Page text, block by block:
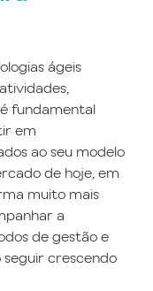
ágeis
fundamental
em
ao seu modelo
de hoje, em
muito mais
a
de gestão e
seguir crescendo